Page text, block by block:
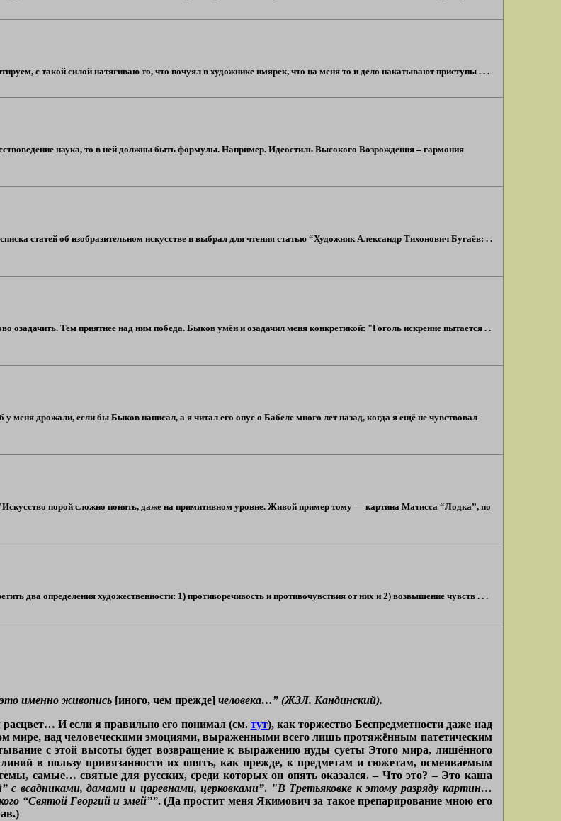
с такой силой натягиваю то, что почуял в художнике имярек, что на меня то и дело накатывают приступы . . .
наука, то в ней должны быть формулы. Например. Идеостиль Высокого Возрождения – гармония
статей об изобразительном искусстве и выбрал для чтения статью “Художник Александр Тихонович Бугаёв: . .
Тем приятнее над ним победа. Быков умён и озадачил меня конкретикой: "Гоголь искренне пытается . .
меня дрожали, если бы Быков написал, а я читал его опус о Бабеле много лет назад, когда я ещё не чувствовал
порой сложно понять, даже на примитивном уровне. Живой пример тому — картина Матисса “Лодка”, по
два определения художественности: 1) противоречивость и противочувствия от них и 2) возвышение чувств . . .
именно живопись [иного, чем прежде] человека…” (ЖЗЛ. Кандинский).
И если я правильно его понимал (см. тут), как торжество Беспредметности даже над
мире, над человеческими эмоциями, выраженными всего лишь протяжённым патетическим
с этой высоты будет возвращение к выражению нуды суеты Этого мира, лишённого
в пользу привязанности их опять, как прежде, к предметам и сюжетам, осмеиваемым
самые… святые для русских, среди которых он опять оказался. – Что это? – Это каша
с всадниками, дамами и царевнами, церковками”. "В Третьяковке к этому разряду картин…
“Святой Георгий и змей””. (Да простит меня Якимович за такое препарирование мною его